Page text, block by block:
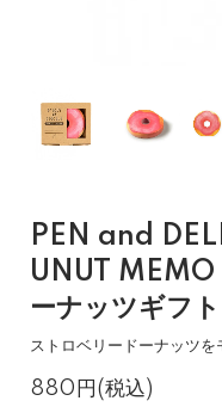
PEN and
UNUT MEMO
ーナッツギフ
ストロベリードーナッツ
880円(税込)